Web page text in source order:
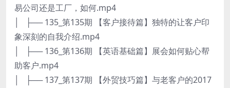
易公司还是工厂，如何.mp4
│ ├── 135_第135期 【客户接待篇】独特的让客户印
象深刻的自我介绍.mp4
│ ├── 136_第136期 【英语基础篇】展会如何贴心帮
助客户.mp4
│ ├── 137_第137期 【外贸技巧篇】与老客户的2017